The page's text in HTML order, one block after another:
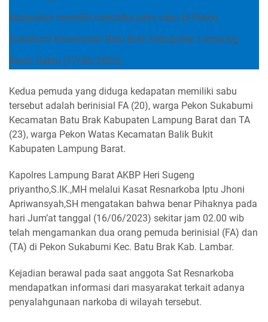
kedapatan memiliki narkotika jenis sabu di Pekon
Sukabumi Kecamatan Batu Brak Kabupaten Lampung
Barat, Sabtu (17/06/2023).
Kedua pemuda yang diduga kedapatan memiliki sabu
tersebut adalah berinisial FA (20), warga Pekon Sukabumi
Kecamatan Batu Brak Kabupaten Lampung Barat dan TA
(23), warga Pekon Watas Kecamatan Balik Bukit
Kabupaten Lampung Barat.
Kapolres Lampung Barat AKBP Heri Sugeng
priyantho,S.IK.,MH melalui Kasat Resnarkoba Iptu Jhoni
Apriwansyah,SH mengatakan bahwa benar Pihaknya pada
hari Jum’at tanggal (16/06/2023) sekitar jam 02.00 wib
telah mengamankan dua orang pemuda berinisial (FA) dan
(TA) di Pekon Sukabumi Kec. Batu Brak Kab. Lambar.
Kejadian berawal pada saat anggota Sat Resnarkoba
mendapatkan informasi dari masyarakat terkait adanya
penyalahgunaan narkoba di wilayah tersebut.